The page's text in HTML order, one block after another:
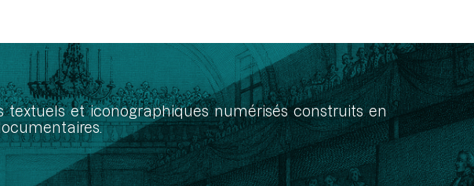
et iconographiques numérisés construits en